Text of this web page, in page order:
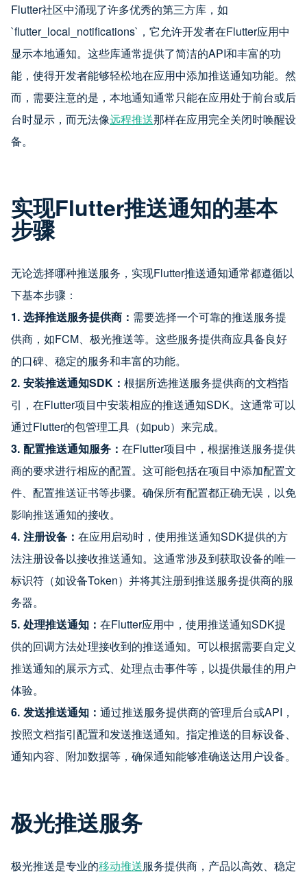
Flutter社区中涌现了许多优秀的第三方库，如
`flutter_local_notifications`，它允许开发者在Flutter应用中
显示本地通知。这些库通常提供了简洁的API和丰富的功
能，使得开发者能够轻松地在应用中添加推送通知功能。然
而，需要注意的是，本地通知通常只能在应用处于前台或后
台时显示，而无法像远程推送那样在应用完全关闭时唤醒设
备。
实现Flutter推送通知的基本
步骤
无论选择哪种推送服务，实现Flutter推送通知通常都遵循以
下基本步骤：
1. 选择推送服务提供商： 需要选择一个可靠的推送服务提
供商，如FCM、极光推送等。这些服务提供商应具备良好
的口碑、稳定的服务和丰富的功能。
2. 安装推送通知SDK： 根据所选推送服务提供商的文档指
引，在Flutter项目中安装相应的推送通知SDK。这通常可以
通过Flutter的包管理工具（如pub）来完成。
3. 配置推送通知服务： 在Flutter项目中，根据推送服务提供
商的要求进行相应的配置。这可能包括在项目中添加配置文
件、配置推送证书等步骤。确保所有配置都正确无误，以免
影响推送通知的接收。
4. 注册设备： 在应用启动时，使用推送通知SDK提供的方
法注册设备以接收推送通知。这通常涉及到获取设备的唯一
标识符（如设备Token）并将其注册到推送服务提供商的服
务器。
5. 处理推送通知： 在Flutter应用中，使用推送通知SDK提
供的回调方法处理接收到的推送通知。可以根据需要自定义
推送通知的展示方式、处理点击事件等，以提供最佳的用户
体验。
6. 发送推送通知： 通过推送服务提供商的管理后台或API，
按照文档指引配置和发送推送通知。指定推送的目标设备、
通知内容、附加数据等，确保通知能够准确送达用户设备。
极光推送服务
极光推送是专业的移动推送服务提供商，产品以高效、稳定